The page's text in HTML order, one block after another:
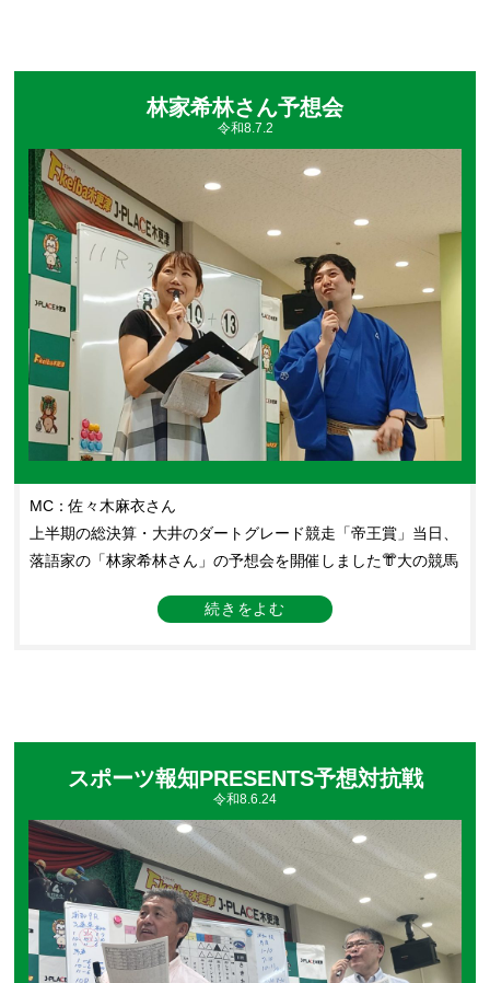
林家希林さん予想会
令和8.7.2
MC：佐々木麻衣さん
上半期の総決算・大井のダートグレード競走「帝王賞」当日、
落語家の「林家希林さん」の予想会を開催しました👘大の競馬
披露してくださり、なんと全レース的中🎯中でもメインの帝王
スポーツ報知PRESENTS予想対抗戦
令和8.6.24